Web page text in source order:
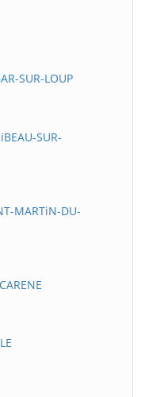
SUR-LOUP
SUR-
MARTiN-DU-